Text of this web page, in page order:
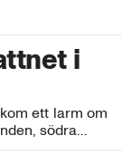
i
ett larm om
södra…